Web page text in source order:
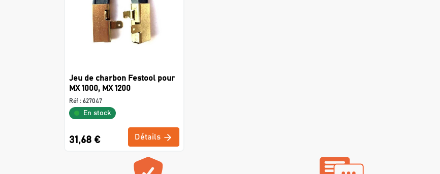
Jeu de charbon Festool pour
MX 1000, MX 1200
Réf : 627047
En stock
31,68 € Détails